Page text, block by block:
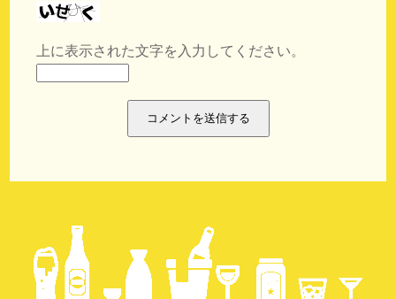
上に表示された文字を入力してください。